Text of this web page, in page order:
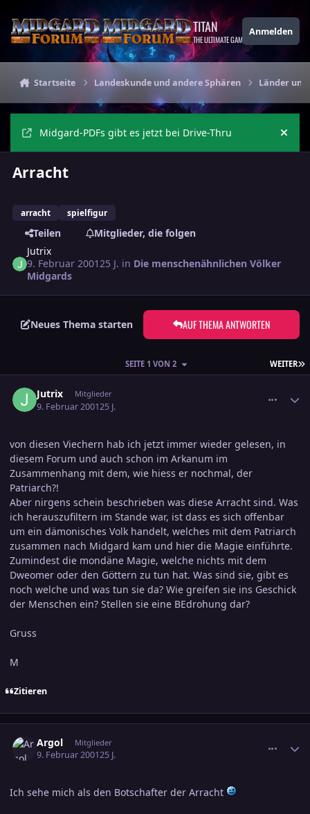
TITAN
THE ULTIMATE GAMING THEME
Anmelden
Startseite Landeskunde und andere Sphären Länder
Midgard-PDFs gibt es jetzt bei Drive-Thru
Arracht
arracht spielfigur
Teilen
Mitglieder, die folgen
Jutrix
9. Februar 200125 J. in Die menschenähnlichen Völker
Midgards
Neues Thema starten AUF THEMA ANTWORTEN
WEITER
SEITE 1 VON 2
Jutrix Mitglieder
9. Februar 200125 J.
von diesen Viechern hab ich jetzt immer wieder gelesen, in
diesem Forum und auch schon im Arkanum im
Zusammenhang mit dem, wie hiess er nochmal, der
Patriarch?!
Aber nirgens schein beschrieben was diese Arracht sind. Was
ich herauszufiltern im Stande war, ist dass es sich offenbar
um ein dämonisches Volk handelt, welches mit dem Patriarch
zusammen nach Midgard kam und hier die Magie einführte.
Zumindest die mondäne Magie, welche nichts mit dem
Dweomer oder den Göttern zu tun hat. Was sind sie, gibt es
noch welche und was tun sie da? Wie greifen sie ins Geschick
der Menschen ein? Stellen sie eine BEdrohung dar?
Gruss
M
Zitieren
Argol Mitglieder
9. Februar 200125 J.
Ich sehe mich als den Botschafter der Arracht